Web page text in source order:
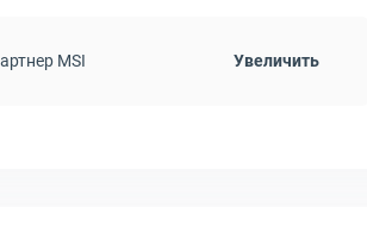
MSI Увеличить